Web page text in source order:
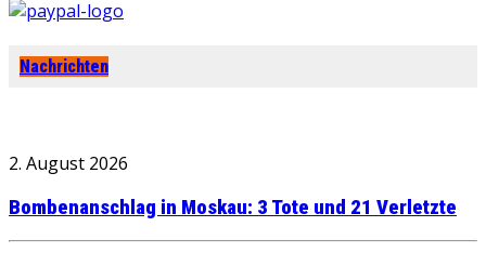
Nachrichten
2. August 2026
Bombenanschlag in Moskau: 3 Tote und 21 Verletzte